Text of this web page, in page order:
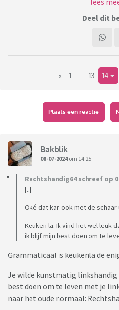
had toch net zo makkelijk zo
wij als linkshandigen er ook
Bijvoorbeeld: die botermesjes
bij je stokbrood met
één kant recht, uiteraard zo
rechtshandigen ideaal is. Met de
twee kanten rond is?
Of: deksels van
hebben maar aan één hoekje
geplaatst dat het het leven van
makkelijker maakt dan het al is.
kan dat toch niet zijn?
Ik ben benieuwd of er hier nog
Deel dit
« 1 13 14
Plaats een reactie
Bakblik
08-07-2024om 14:25
Rechtshandig64 schreef op
[..]
Oké dat kan ook met de schaar
Keuken la. Ik vind het wel leuk
ik blijf mijn best doen om te
Grammaticaal is keukenla de
Je wilde kunstmatig linkshandig
best doen om te leven met je
naar het oude normaal: